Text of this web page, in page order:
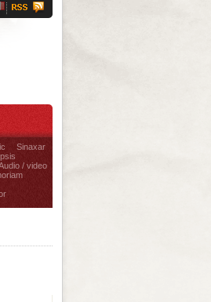
Sinaxar
/ video